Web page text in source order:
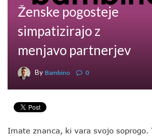
Ženske pogosteje
simpatizirajo z
menjavo partnerjev
By Bambino 0
Imate znanca, ki vara svojo soprogo.